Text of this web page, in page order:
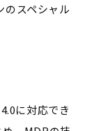
のスペシャル
に対応でき